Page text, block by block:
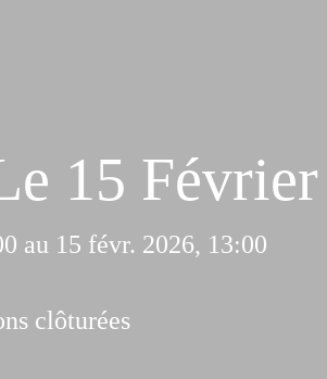
15 Février
au 15 févr. 2026, 13:00
clôturées